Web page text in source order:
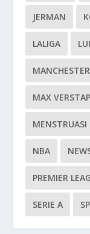
JERMAN
LALIGA
MAX
MENSTRUASI
NBA
PREMIER
SERIE A